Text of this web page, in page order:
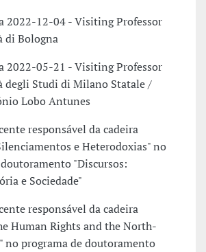
2022-12-04 - Visiting Professor
di Bologna
2022-05-21 - Visiting Professor
degli Studi di Milano Statale /
Lobo Antunes
responsável da cadeira
e Heterodoxias" no
"Discursos:
e Sociedade"
responsável da cadeira
Human Rights and the North-
no programa de doutoramento